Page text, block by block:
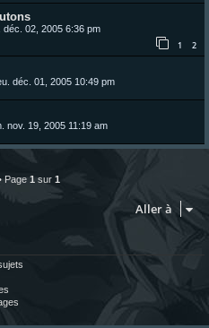
déc. 02, 2005 6:36 pm
1 2
déc. 01, 2005 10:49 pm
nov. 19, 2005 11:19 am
Page 1 sur 1
Aller à